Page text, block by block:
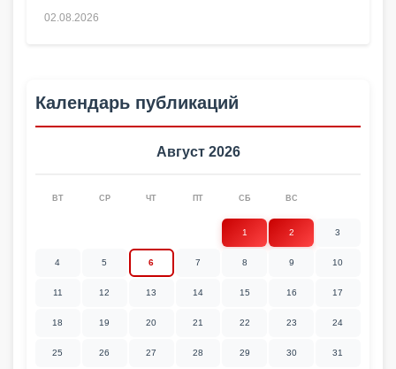
02.08.2026
Календарь публикаций
Август 2026
ВТ СР ЧТ ПТ СБ ВС
1 2 3
4 5 6 7 8 9 10
11 12 13 14 15 16 17
18 19 20 21 22 23 24
25 26 27 28 29 30 31